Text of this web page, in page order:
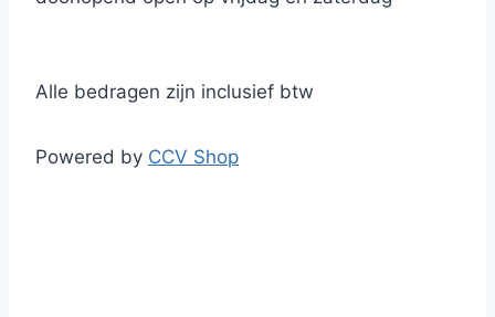
Alle bedragen zijn inclusief btw
Powered by CCV Shop